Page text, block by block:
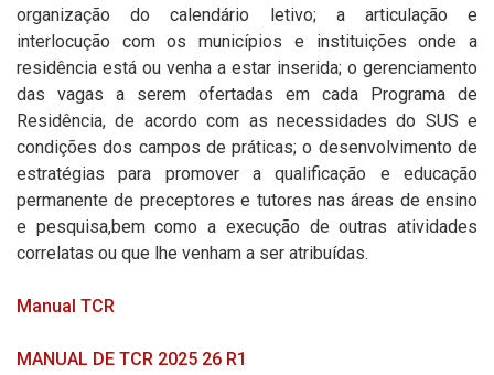
organização do calendário letivo; a articulação e
interlocução com os municípios e instituições onde a
residência está ou venha a estar inserida; o gerenciamento
das vagas a serem ofertadas em cada Programa de
Residência, de acordo com as necessidades do SUS e
condições dos campos de práticas; o desenvolvimento de
estratégias para promover a qualificação e educação
permanente de preceptores e tutores nas áreas de ensino
e pesquisa,bem como a execução de outras atividades
correlatas ou que lhe venham a ser atribuídas.
Manual TCR
MANUAL DE TCR 2025 26 R1